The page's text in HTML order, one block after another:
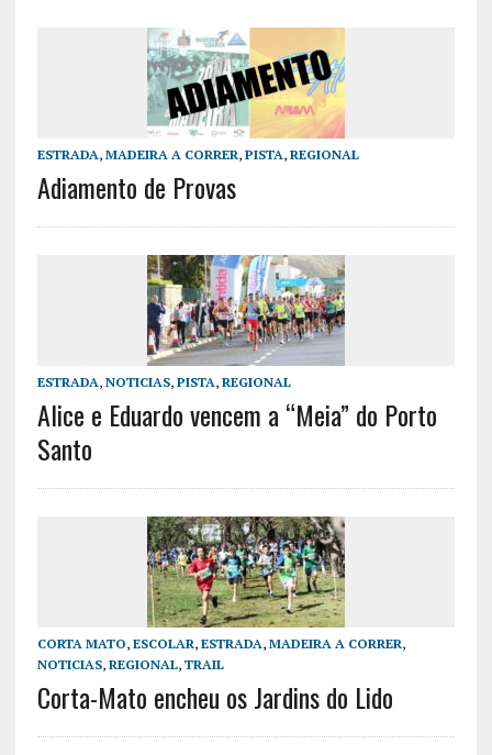
ESTRADA, MADEIRA A CORRER, PISTA, REGIONAL
Adiamento de Provas
ESTRADA, NOTICIAS, PISTA, REGIONAL
Alice e Eduardo vencem a “Meia” do Porto
Santo
CORTA MATO, ESCOLAR, ESTRADA, MADEIRA A CORRER,
NOTICIAS, REGIONAL, TRAIL
Corta-Mato encheu os Jardins do Lido